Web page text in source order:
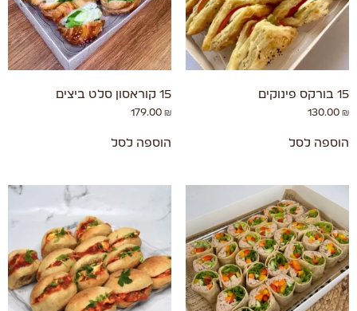
15 בורקס פינוקים
130.00 ₪
הוספה לסל
15 קוראסון סלט ביצים
179.00₪
הוספה לסל